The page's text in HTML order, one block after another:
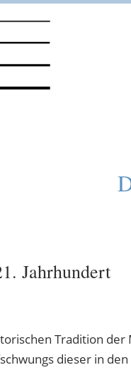
Jahrhundert
Tradition
dieser in